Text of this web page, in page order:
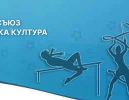
КУЛТУРА